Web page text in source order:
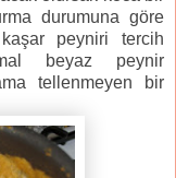
durumuna göre
peyniri tercih
beyaz peynir
tellenmeyen bir